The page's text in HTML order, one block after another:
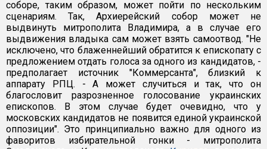
соборе, таким образом, может пойти по нескольким
сценариям. Так, Архиерейский собор может не
выдвинуть митрополита Владимира, а в случае его
выдвижения владыка сам может взять самоотвод. "Не
исключено, что блаженнейший обратится к епископату с
предложением отдать голоса за одного из кандидатов, -
предполагает источник "Коммерсанта", близкий к
аппарату РПЦ. - А может случиться и так, что он
благословит разрозненное голосование украинских
епископов. В этом случае будет очевидно, что у
московских кандидатов не появится единой украинской
оппозиции". Это принципиально важно для одного из
фаворитов избирательной гонки - митрополита